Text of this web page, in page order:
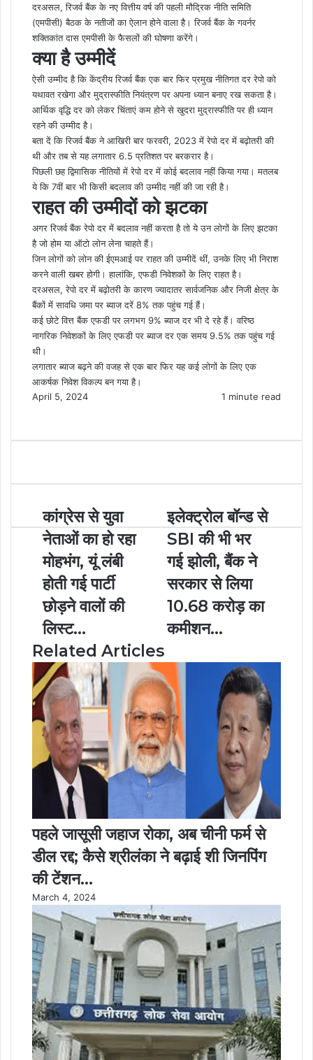
दरअसल, रिजर्व बैंक के नए वित्तीय वर्ष की पहली मौद्रिक नीति समिति
(एमपीसी) बैठक के नतीजों का ऐलान होने वाला है। रिजर्व बैंक के गवर्नर
शक्तिकांत दास एमपीसी के फैसलों की घोषणा करेंगे।
क्या है उम्मीदें
ऐसी उम्मीद है कि केंद्रीय रिजर्व बैंक एक बार फिर प्रमुख नीतिगत दर रेपो को
यथावत रखेगा और मुद्रास्फीति नियंत्रण पर अपना ध्यान बनाए रख सकता है।
आर्थिक वृद्धि दर को लेकर चिंताएं कम होने से खुदरा मुद्रास्फीति पर ही ध्यान
रहने की उम्मीद है।
बता दें कि रिजर्व बैंक ने आखिरी बार फरवरी, 2023 में रेपो दर में बढ़ोतरी की
थी और तब से यह लगातार 6.5 प्रतिशत पर बरकरार है।
पिछली छह द्विमासिक नीतियों में रेपो दर में कोई बदलाव नहीं किया गया। मतलब
ये कि 7वीं बार भी किसी बदलाव की उम्मीद नहीं की जा रही है।
राहत की उम्मीदों को झटका
अगर रिजर्व बैंक रेपो दर में बदलाव नहीं करता है तो ये उन लोगों के लिए झटका
है जो होम या ऑटो लोन लेना चाहते हैं।
जिन लोगों को लोन की ईएमआई पर राहत की उम्मीदें थीं, उनके लिए भी निराश
करने वाली खबर होगी। हालांकि, एफडी निवेशकों के लिए राहत है।
दरअसल, रेपो दर में बढ़ोतरी के कारण ज्यादातर सार्वजनिक और निजी क्षेत्र के
बैंकों में सावधि जमा पर ब्याज दरें 8% तक पहुंच गई हैं।
कई छोटे वित्त बैंक एफडी पर लगभग 9% ब्याज दर भी दे रहे हैं। वरिष्ठ
नागरिक निवेशकों के लिए एफडी पर ब्याज दर एक समय 9.5% तक पहुंच गई
थी।
लगातार ब्याज बढ़ने की वजह से एक बार फिर यह कई लोगों के लिए एक
आकर्षक निवेश विकल्प बन गया है।
April 5, 2024
1 minute read
c
o
s
n
e
r
s
n
e
r
a
A
p
l
r
m
a
v
a
E
m
a
l
i
कांग्रेस से युवा
नेताओं का हो रहा
मोहभंग, यूं लंबी
होती गई पार्टी
छोड़ने वालों की
लिस्ट...
इलेक्ट्रोल बॉन्ड से
SBI की भी भर
गई झोली, बैंक ने
सरकार से लिया
10.68 करोड़ का
कमीशन...
Related Articles
पहले जासूसी जहाज रोका, अब चीनी फर्म से
डील रद्द; कैसे श्रीलंका ने बढ़ाई शी जिनपिंग
की टेंशन…
March 4, 2024